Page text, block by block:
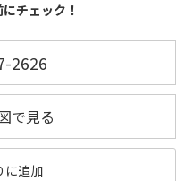
チェック！
2626
で見る
に追加